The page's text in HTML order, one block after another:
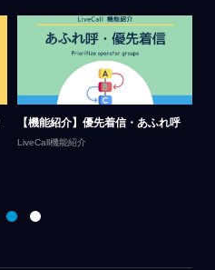
【機能紹介】優先着信・あふれ呼
LiveCall機能紹介